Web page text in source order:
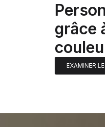
grâce
EXAMINER